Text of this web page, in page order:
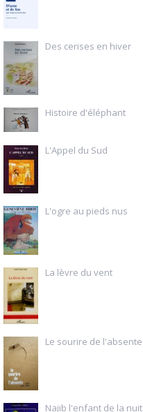
Des cerises en hiver
Histoire d'éléphant
L'Appel du Sud
L'ogre au pieds nus
La lèvre du vent
Le sourire de l'absente
Najib l'enfant de la nuit